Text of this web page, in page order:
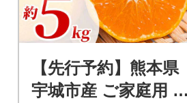
【先行予約】熊本県
宇城市産 ご家庭用 訳